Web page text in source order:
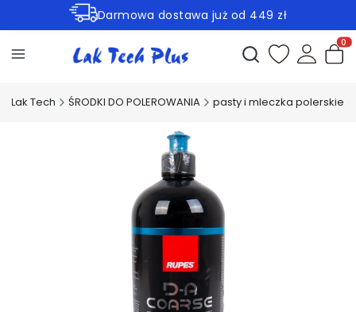
Darmowa dostawa już od 449 zł
Rabaty -30% na wybrane produkty
Otwórz
Lak Tech ŚRODKI DO POLEROWANIA pasty i mleczka polerskie